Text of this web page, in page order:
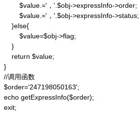
        $value.='，'.$obj->expressInfo->order;
        $value.='，'.$obj->expressInfo->status;
    }else{
        $value=$obj->flag;
    }
    return $value;
}
//调用函数
$order='247198050163';
echo getExpressInfo($order);
exit;